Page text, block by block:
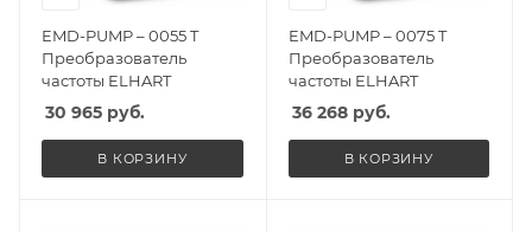
EMD-PUMP – 0055 T
Преобразователь
частоты ELHART
30 965 руб.
В КОРЗИНУ
EMD-PUMP – 0075 T
Преобразователь
частоты ELHART
36 268руб.
В КОРЗИНУ